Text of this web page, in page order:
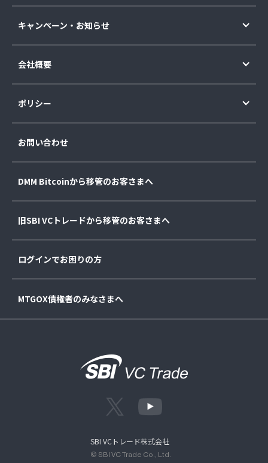
キャンペーン・お知らせ
会社概要
ポリシー
お問い合わせ
DMM Bitcoinから移管のお客さまへ
旧SBI VCトレードから移管のお客さまへ
ログインでお困りの方
MTGOX債権者のみなさまへ
SBI VCトレード株式会社
© SBI VC Trade Co., Ltd.